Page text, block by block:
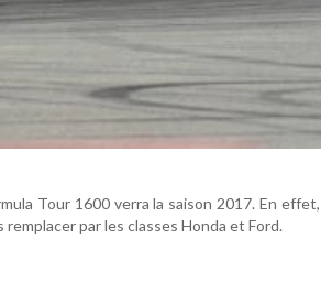
Tour 1600 verra la saison 2017. En effet,
par les classes Honda et Ford.